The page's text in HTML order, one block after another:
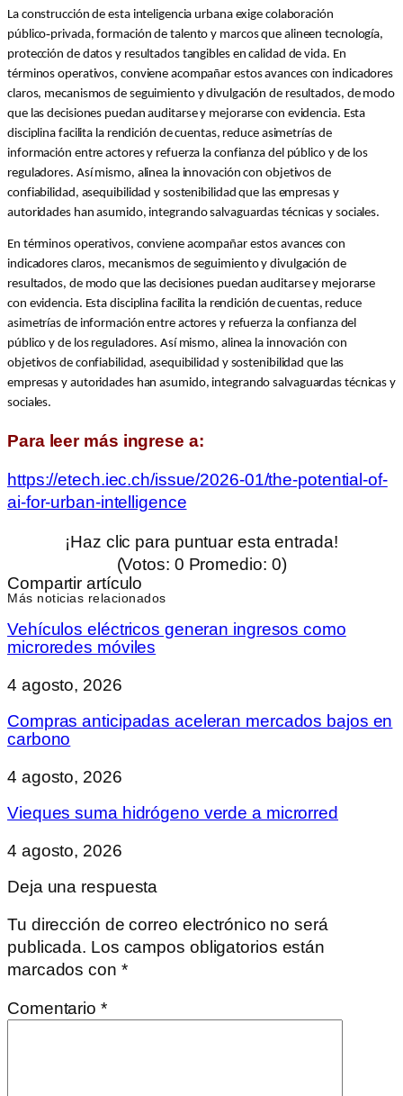
La construcción de esta inteligencia urbana exige colaboración
público‑privada, formación de talento y marcos que alineen tecnología,
protección de datos y resultados tangibles en calidad de vida. En
términos operativos, conviene acompañar estos avances con indicadores
claros, mecanismos de seguimiento y divulgación de resultados, de modo
que las decisiones puedan auditarse y mejorarse con evidencia. Esta
disciplina facilita la rendición de cuentas, reduce asimetrías de
información entre actores y refuerza la confianza del público y de los
reguladores. Así mismo, alinea la innovación con objetivos de
confiabilidad, asequibilidad y sostenibilidad que las empresas y
autoridades han asumido, integrando salvaguardas técnicas y sociales.
En términos operativos, conviene acompañar estos avances con
indicadores claros, mecanismos de seguimiento y divulgación de
resultados, de modo que las decisiones puedan auditarse y mejorarse
con evidencia. Esta disciplina facilita la rendición de cuentas, reduce
asimetrías de información entre actores y refuerza la confianza del
público y de los reguladores. Así mismo, alinea la innovación con
objetivos de confiabilidad, asequibilidad y sostenibilidad que las
empresas y autoridades han asumido, integrando salvaguardas técnicas y
sociales.
Para leer más ingrese a:
https://etech.iec.ch/issue/2026-01/the-potential-of-
ai-for-urban-intelligence
¡Haz clic para puntuar esta entrada!
(Votos: 0 Promedio: 0)
Compartir artículo
Más noticias relacionados
Vehículos eléctricos generan ingresos como
microredes móviles
4 agosto, 2026
Compras anticipadas aceleran mercados bajos en
carbono
4 agosto, 2026
Vieques suma hidrógeno verde a microrred
4 agosto, 2026
Deja una respuesta
Tu dirección de correo electrónico no será
publicada. Los campos obligatorios están
marcados con *
Comentario *